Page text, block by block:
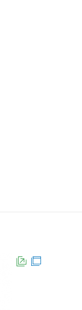
（外部サイト